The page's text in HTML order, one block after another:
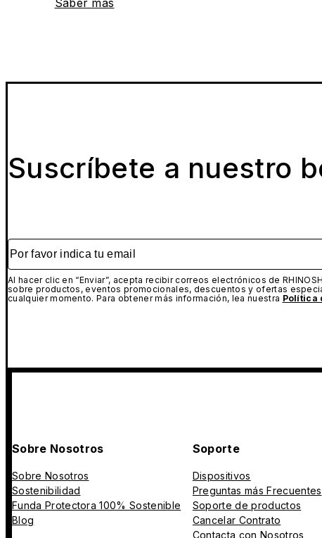
Saber más
Suscríbete a nuestro
Por favor indica tu email
Al hacer clic en “Enviar”, acepta recibir correos electrónicos de
sobre productos, eventos promocionales, descuentos y ofertas
cualquier momento. Para obtener más información, lea nuestra Política
Sobre Nosotros
Sobre Nosotros
Sostenibilidad
Funda Protectora 100% Sostenible
Blog
Soporte
Dispositivos
Preguntas más Frecuentes
Soporte de productos
Cancelar Contrato
Contacta con Nosotros